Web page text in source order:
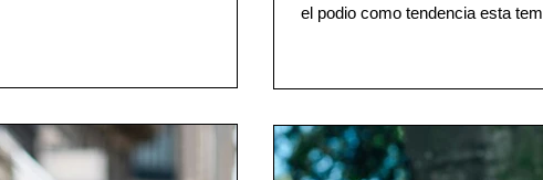
el podio como tendencia esta